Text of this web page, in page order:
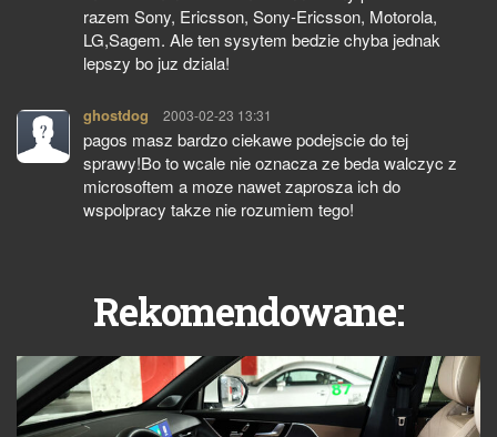
razem Sony, Ericsson, Sony-Ericsson, Motorola,
LG,Sagem. Ale ten sysytem bedzie chyba jednak
lepszy bo juz dziala!
ghostdog pisze:
2003-02-23 13:31
pagos masz bardzo ciekawe podejscie do tej
sprawy!Bo to wcale nie oznacza ze beda walczyc z
microsoftem a moze nawet zaprosza ich do
wspolpracy takze nie rozumiem tego!
Rekomendowane: